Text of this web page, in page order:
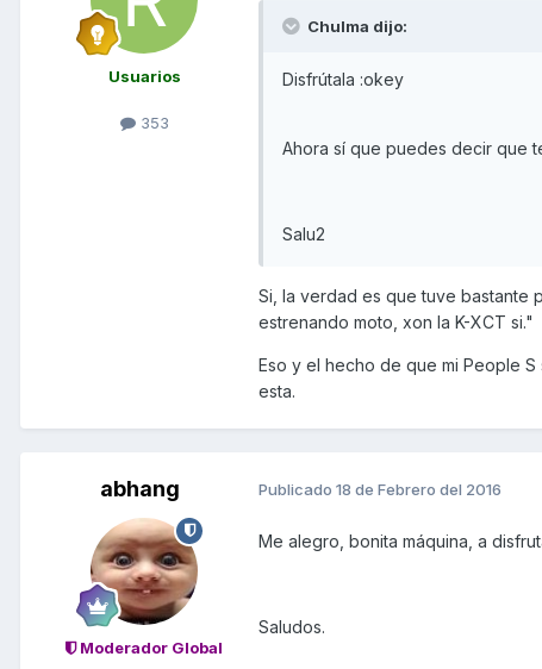
Usuarios
353
Chulma dijo:
Disfrútala :okey
Ahora sí que puedes decir que
Salu2
Si, la verdad es que tuve bastante
estrenando moto, xon la K-XCT si."
Eso y el hecho de que mi People
esta.
abhang
Moderador Global
Publicado 18 de Febrero del 2016
Me alegro, bonita máquina, a
Saludos.